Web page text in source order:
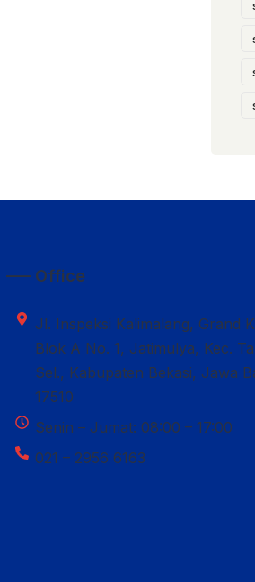
—– Office
Jl. Inspeksi Kalimalang, Grand
Blok A No. 1, Jatimulya, Kec.
Sel., Kabupaten Bekasi, Jawa
17510
Senin – Jumat: 08:00 – 17:00
021 – 2956 6163